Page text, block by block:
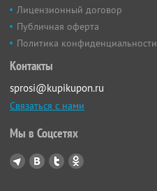
Лицензионный договор
Публичная оферта
Политика конфиденциальности
Контакты
sprosi@kupikupon.ru
Связаться с нами
Мы в Соцсетях